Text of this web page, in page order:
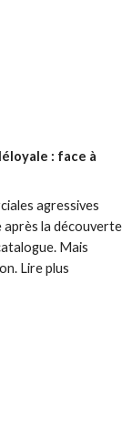
: face à
agressives
après la découverte
Mais
Lire plus